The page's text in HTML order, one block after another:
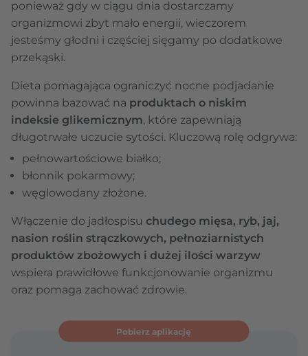
ponieważ gdy w ciągu dnia dostarczamy
organizmowi zbyt mało energii, wieczorem
jesteśmy głodni i częściej sięgamy po dodatkowe
przekąski.
Dieta pomagająca ograniczyć nocne podjadanie
powinna bazować na produktach o niskim
indeksie glikemicznym, które zapewniają
długotrwałe uczucie sytości. Kluczową rolę odgrywa:
pełnowartościowe białko;
błonnik pokarmowy;
węglowodany złożone.
Włączenie do jadłospisu chudego mięsa, ryb, jaj,
nasion roślin strączkowych, pełnoziarnistych
produktów zbożowych i dużej ilości warzyw
wspiera prawidłowe funkcjonowanie organizmu
oraz pomaga zachować zdrowie.
Pobierz aplikację